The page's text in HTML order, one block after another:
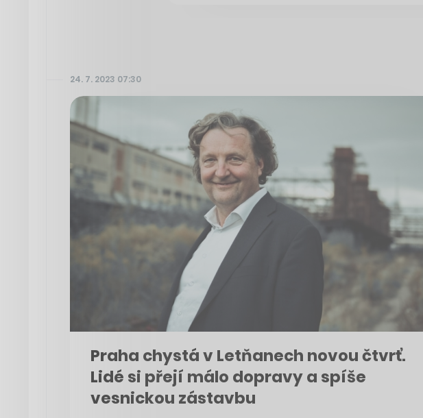
24. 7. 2023 07:30
Praha chystá v Letňanech novou čtvrť.
Lidé si přejí málo dopravy a spíše
vesnickou zástavbu